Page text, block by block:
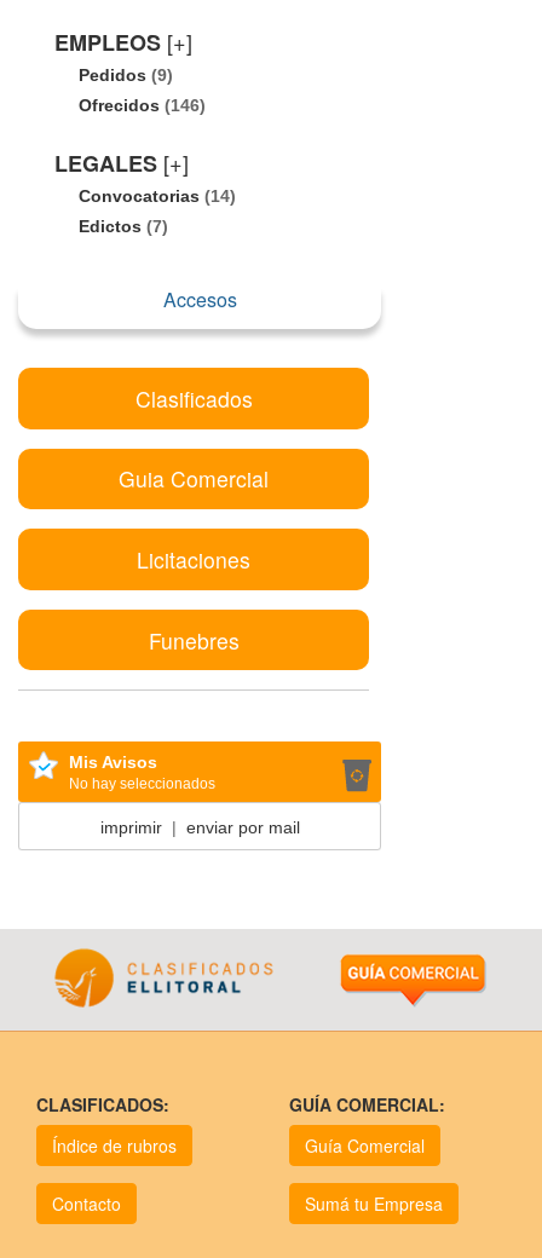
EMPLEOS [+]
Pedidos (9)
Ofrecidos (146)
LEGALES [+]
Convocatorias (14)
Edictos (7)
Accesos
Clasificados
Guia Comercial
Licitaciones
Funebres
Mis Avisos
No hay seleccionados
imprimir| enviar por mail
CLASIFICADOS:
Índice de rubros
Contacto
GUÍA COMERCIAL:
Guía Comercial
Sumá tu Empresa